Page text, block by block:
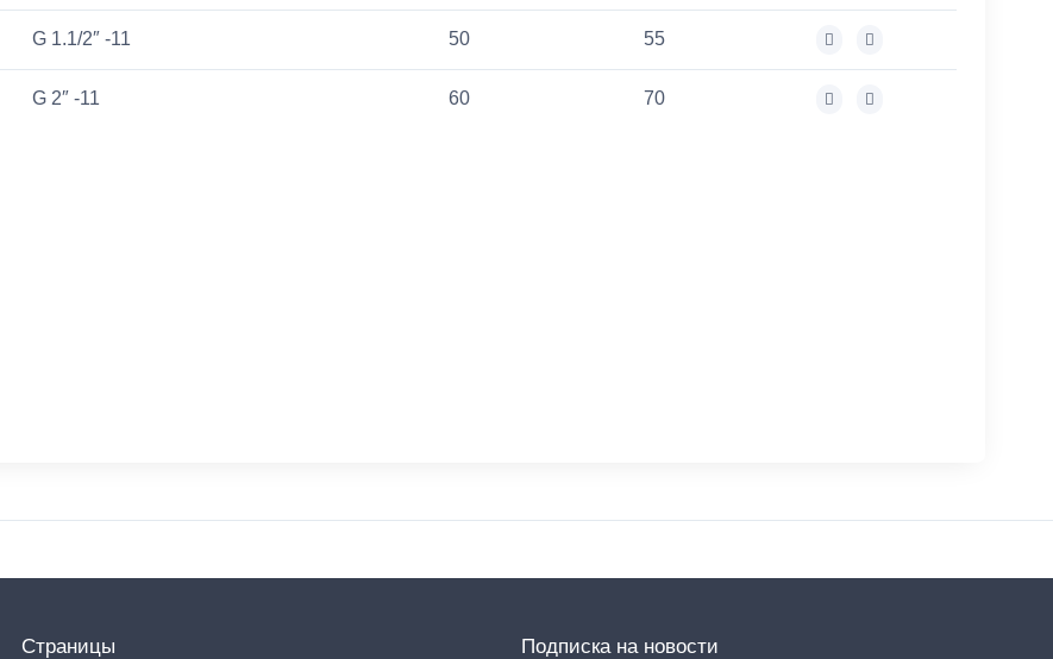
G 1.1/2″ -11 50 55
G 2″ -11 60 70
Страницы Подписка на новости